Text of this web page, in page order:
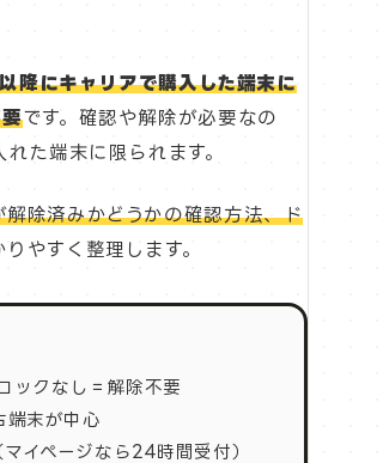
にキャリアで購入した端末に
です。確認や解除が必要なの
た端末に限られます。
除済みかどうかの確認方法、ド
やすく整理します。
ックなし＝解除不要
端末が中心
イページなら24時間受付）